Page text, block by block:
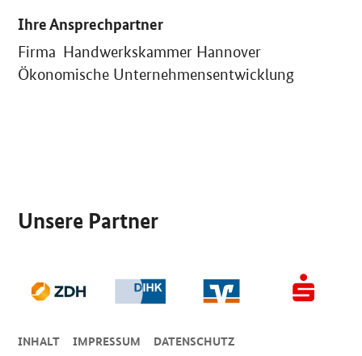
Ihre Ansprechpartner
Firma Handwerkskammer Hannover
Ökonomische Unternehmensentwicklung
Unsere Partner
INHALT IMPRESSUM
DA­TEN­SCHUTZ